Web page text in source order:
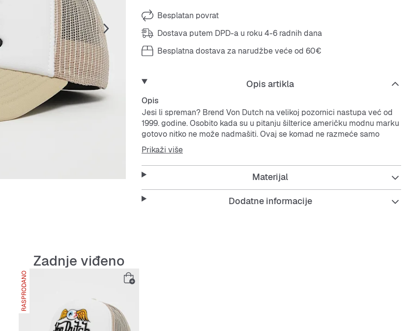
Besplatan povrat
Dostava putem DPD-a u roku 4-6 radnih dana
Besplatna dostava za narudžbe veće od 60€
Opis artikla
Opis
Jesi li spreman? Brend Von Dutch na velikoj pozornici nastupa već od
1999. godine. Osobito kada su u pitanju šilterice američku modnu marku
gotovo nitko ne može nadmašiti. Ovaj se komad ne razmeće samo
svojim lijepim bojama i legendarnom zakrpom sprijeda, već osvaja i
visokom kvalitetom obrade. Što još čekaš?
Značajke:
Prikaži više
Materijal
Dodatne informacije
Zadnje viđeno
RASPRODANO